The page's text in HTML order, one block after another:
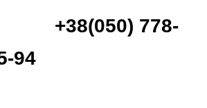
+38(050) 778-
94